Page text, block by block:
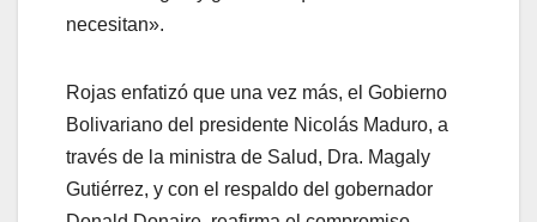
necesitan».
Rojas enfatizó que una vez más, el Gobierno
Bolivariano del presidente Nicolás Maduro, a
través de la ministra de Salud, Dra. Magaly
Gutiérrez, y con el respaldo del gobernador